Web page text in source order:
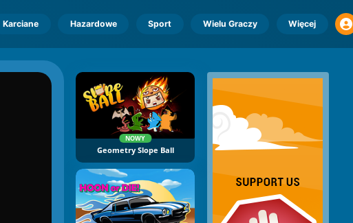
Karciane Hazardowe Sport Wielu Graczy Więcej
NOWY
Geometry Slope Ball